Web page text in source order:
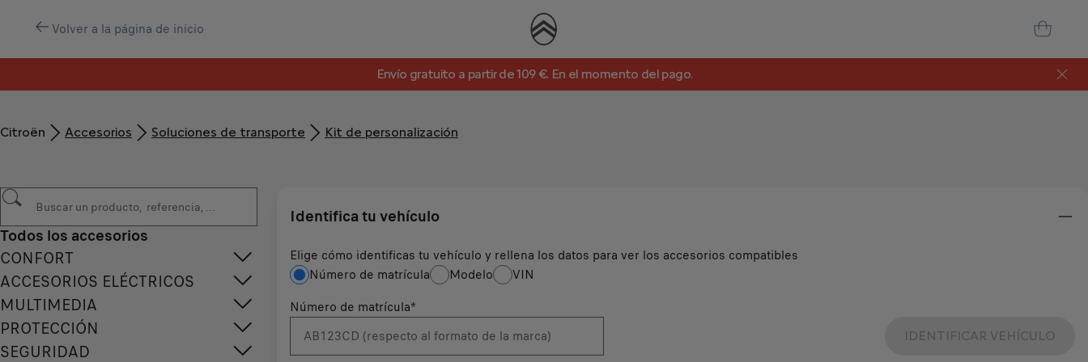
Volver a la página de inicio
Envío gratuito a partir de 109 €. En el momento del pago.
Citroën Accesorios Soluciones de transporte Kit de personalización
Todos los accesorios
CONFORT
ACCESORIOS ELÉCTRICOS
MULTIMEDIA
PROTECCIÓN
SEGURIDAD
Identifica tu vehículo
Elige cómo identificas tu vehículo y rellena los datos para ver los accesorios compatibles
Número de matrícula
Modelo
VIN
Número de matrícula*
IDENTIFICAR VEHÍCULO